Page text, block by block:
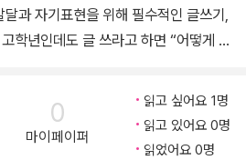
과 자기표현을 위해 필수적인 글쓰기,
학년인데도 글 쓰라고 하면 “어떻게 써
글쓰기를 술술 하려면 어떻게 지도해야
말 말고 가정에서 어떻게 지도해 줄지 어
문 학원부터 보내자니 자칫 공부가 되
0
마이페이퍼
읽고 싶어요 1명
읽고 있어요 0명
읽었어요 0명